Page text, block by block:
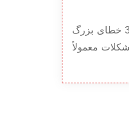
در این نوشته قصد داریم شما را با 3 خطای بزرگ
معمولاً